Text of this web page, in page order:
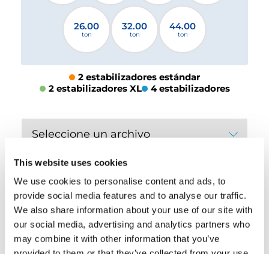
This website uses cookies
We use cookies to personalise content and ads, to
provide social media features and to analyse our traffic.
We also share information about your use of our site with
our social media, advertising and analytics partners who
may combine it with other information that you’ve
26.00
ton
32.00
ton
44.00
ton
2 estabilizadores estándar
2 estabilizadores XL
4 estabilizadores
Seleccione un archivo
DESCARGAR
EQUIPAMIENTO